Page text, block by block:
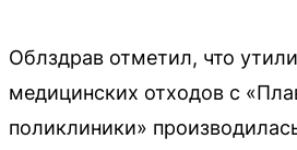
Облздрав отметил, что
медицинских отходов с
поликлиники»